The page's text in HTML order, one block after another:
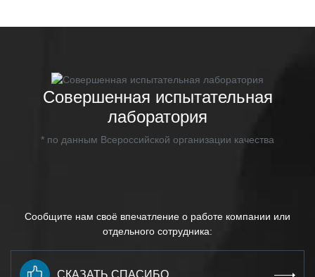
Совершенная испытательная
лаборатория
* по данным Всероссийской организации качества
Сообщите нам своё впечатление о работе компании или
отдельного сотрудника:
СКАЗАТЬ СПАСИБО